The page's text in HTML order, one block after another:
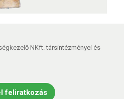
NKft. társintézményei és
feliratkozás